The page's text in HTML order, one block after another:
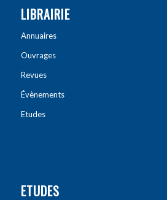
LIBRAIRIE
Annuaires
Ouvrages
Revues
Évènements
Etudes
ETUDES